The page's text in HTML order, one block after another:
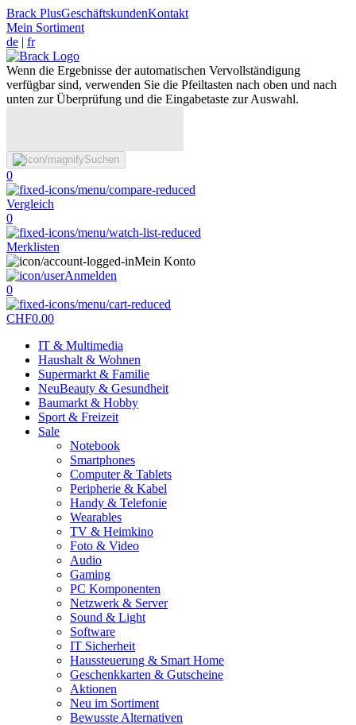
Brack PlusGeschäftskundenKontakt
Mein Sortiment
de | fr
Wenn die Ergebnisse der automatischen Vervollständigung
verfügbar sind, verwenden Sie die Pfeiltasten nach oben und nach
unten zur Überprüfung und die Eingabetaste zur Auswahl.
Suchen
0
Vergleich
0
Merklisten
Mein Konto
Anmelden
0
CHF0.00
IT & Multimedia
Haushalt & Wohnen
Supermarkt & Familie
NeuBeauty & Gesundheit
Baumarkt & Hobby
Sport & Freizeit
Sale
Notebook
Smartphones
Computer & Tablets
Peripherie & Kabel
Handy & Telefonie
Wearables
TV & Heimkino
Foto & Video
Audio
Gaming
PC Komponenten
Netzwerk & Server
Sound & Light
Software
IT Sicherheit
Haussteuerung & Smart Home
Geschenkkarten & Gutscheine
Aktionen
Neu im Sortiment
Bewusste Alternativen